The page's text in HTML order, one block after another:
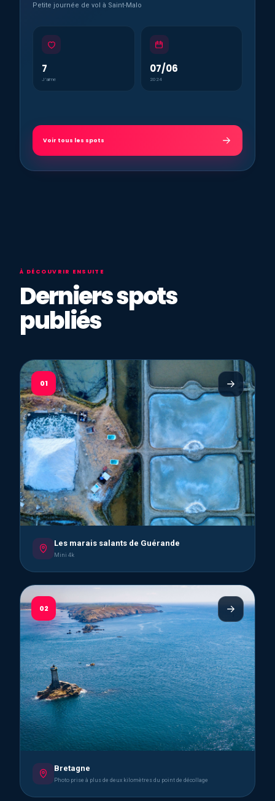
Petite journée de vol à Saint-Malo
7
J’aime
07/06
2024
Voir tous les spots
À DÉCOUVRIR ENSUITE
Derniers spots
publiés
01
Les marais salants de Guérande
Mini 4k
02
Bretagne
Photo prise à plus de deux kilomètres du point de décollage